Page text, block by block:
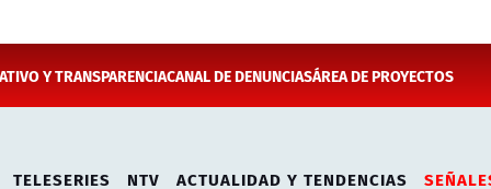
Y TRANSPARENCIACANAL DE DENUNCIASÁREA DE PROYECTOS
TELESERIES NTV ACTUALIDAD Y TENDENCIAS